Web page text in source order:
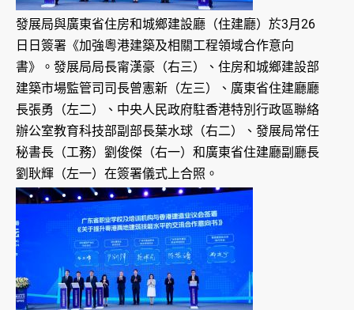
發展局與廣東省住房和城鄉建設廳（住建廳）於3月26
日日簽署《加強粵港建築及相關工程領域合作意向
書》。發展局局長甯漢豪（右三）、住房和城鄉建設部
建築市場監管司司長曾憲新（左三）、廣東省住建廳廳
長張勇（左二）、中央人民政府駐香港特別行政區聯絡
辦公室教育科技部副部長葉水球（右二）、發展局常任
秘書長（工務）劉俊傑（右一）和廣東省住建廳副廳長
劉耿輝（左一）在簽署儀式上合照。